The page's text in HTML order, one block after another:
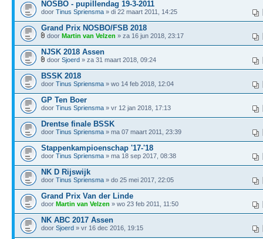
NOSBO - pupillendag 19-3-2011
door Tinus Spriensma » di 22 maart 2011, 14:25
Grand Prix NOSBO/FSB 2018
door Martin van Velzen » za 16 jun 2018, 23:17
NJSK 2018 Assen
door Sjoerd » za 31 maart 2018, 09:24
BSSK 2018
door Tinus Spriensma » wo 14 feb 2018, 12:04
GP Ten Boer
door Tinus Spriensma » vr 12 jan 2018, 17:13
Drentse finale BSSK
door Tinus Spriensma » ma 07 maart 2011, 23:39
Stappenkampioenschap '17-'18
door Tinus Spriensma » ma 18 sep 2017, 08:38
NK D Rijswijk
door Tinus Spriensma » do 25 mei 2017, 22:05
Grand Prix Van der Linde
door Martin van Velzen » wo 23 feb 2011, 11:50
NK ABC 2017 Assen
door Sjoerd » vr 16 dec 2016, 19:15